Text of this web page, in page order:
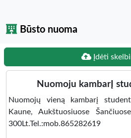
Būsto nuoma
Įdėti
Nuomoju kambarĮ
Nuomojų vieną kambarį
Kaune, Aukštuosiuose
300Lt.Tel.:mob.865282619